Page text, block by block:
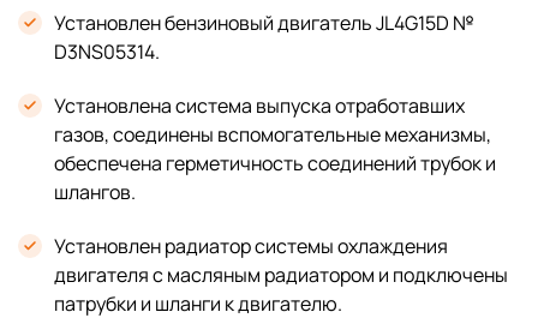
Установлен бензиновый двигатель JL4G15D №
D3NS05314.
Установлена система выпуска отработавших
газов, соединены вспомогательные механизмы,
обеспечена герметичность соединений трубок и
шлангов.
Установлен радиатор системы охлаждения
двигателя с масляным радиатором и подключены
патрубки и шланги к двигателю.